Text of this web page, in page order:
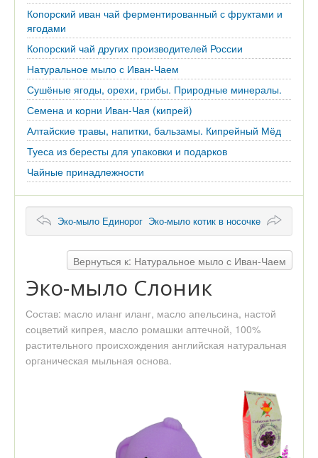
Копорский иван чай ферментированный с фруктами и
ягодами
Копорский чай других производителей России
Натуральное мыло с Иван-Чаем
Сушёные ягоды, орехи, грибы. Природные минералы.
Семена и корни Иван-Чая (кипрей)
Алтайские травы, напитки, бальзамы. Кипрейный Мёд
Туеса из бересты для упаковки и подарков
Чайные принадлежности
Эко-мыло Единорог Эко-мыло котик в носочке
Вернуться к: Натуральное мыло с Иван-Чаем
Эко-мыло Слоник
Состав: масло иланг иланг, масло апельсина, настой
соцветий кипрея, масло ромашки аптечной, 100%
растительного происхождения английская натуральная
органическая мыльная основа.